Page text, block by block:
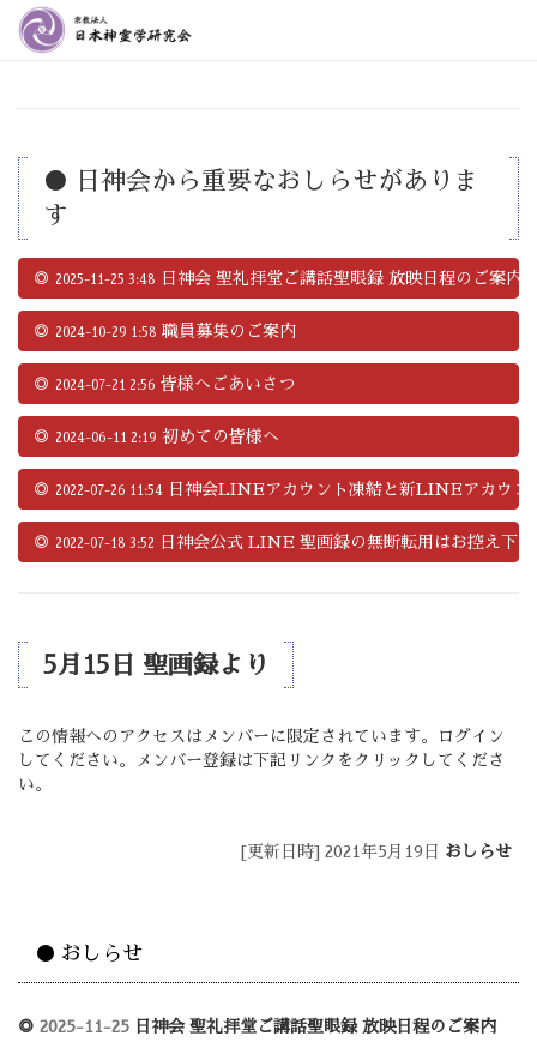
● 日神会から重要なおしらせがありま
す
◎ 2025-11-25 3:48 日神会 聖礼拝堂ご講話聖眼録 放映日程のご案内
◎ 2024-10-29 1:58 職員募集のご案内
◎ 2024-07-21 2:56 皆様へごあいさつ
◎ 2024-06-11 2:19 初めての皆様へ
◎ 2022-07-26 11:54 日神会LINEアカウント凍結と新LINEアカウン
◎ 2022-07-18 3:52 日神会公式 LINE 聖画録の無断転用はお控え下さ
5月15日 聖画録より
この情報へのアクセスはメンバーに限定されています。ログイン
してください。メンバー登録は下記リンクをクリックしてくださ
い。
[更新日時] 2021年5月19日 おしらせ
● おしらせ
◎ 2025-11-25 日神会 聖礼拝堂ご講話聖眼録 放映日程のご案内